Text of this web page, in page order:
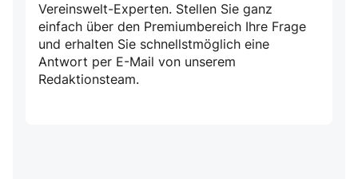
Vereinswelt-Experten. Stellen Sie ganz
einfach über den Premiumbereich Ihre Frage
und erhalten Sie schnellstmöglich eine
Antwort per E-Mail von unserem
Redaktionsteam.